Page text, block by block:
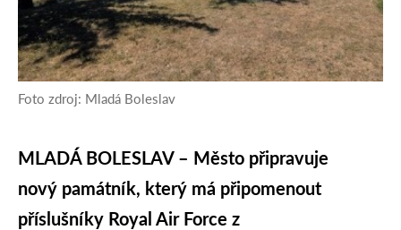
Foto zdroj: Mladá Boleslav
MLADÁ BOLESLAV– Město připravuje
nový památník, který má připomenout
příslušníky Royal Air Force z